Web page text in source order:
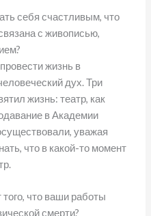
себя счастливым, что
с живописью,
жизнь в
дух. Три
жизнь: театр, как
в Академии
уважая
что в какой-то момент
что ваши работы
смерти?